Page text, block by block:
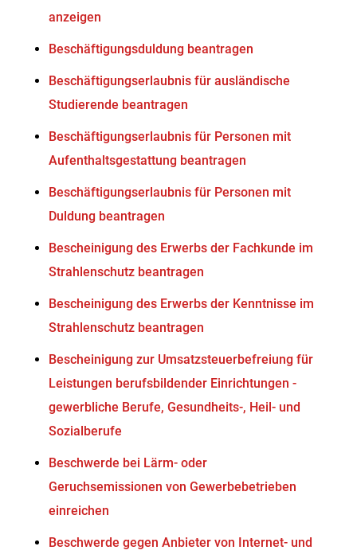
anzeigen
Beschäftigungsduldung beantragen
Beschäftigungserlaubnis für ausländische
Studierende beantragen
Beschäftigungserlaubnis für Personen mit
Aufenthaltsgestattung beantragen
Beschäftigungserlaubnis für Personen mit
Duldung beantragen
Bescheinigung des Erwerbs der Fachkunde im
Strahlenschutz beantragen
Bescheinigung des Erwerbs der Kenntnisse im
Strahlenschutz beantragen
Bescheinigung zur Umsatzsteuerbefreiung für
Leistungen berufsbildender Einrichtungen -
gewerbliche Berufe, Gesundheits-, Heil- und
Sozialberufe
Beschwerde bei Lärm- oder
Geruchsemissionen von Gewerbebetrieben
einreichen
Beschwerde gegen Anbieter von Internet- und